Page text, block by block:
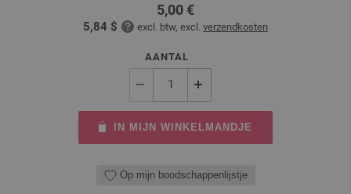
5,00 €
5,84 $ excl. btw, excl. verzendkosten
AANTAL
IN MIJN WINKELMANDJE
Op mijn boodschappenlijstje